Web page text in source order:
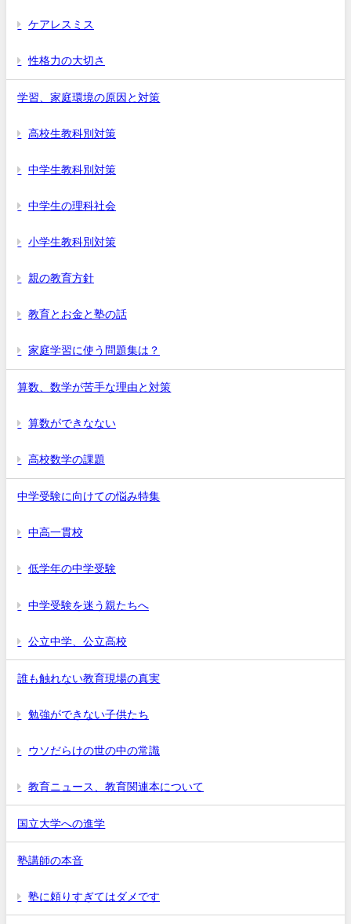
ケアレスミス
性格力の大切さ
学習、家庭環境の原因と対策
高校生教科別対策
中学生教科別対策
中学生の理科社会
小学生教科別対策
親の教育方針
教育とお金と塾の話
家庭学習に使う問題集は？
算数、数学が苦手な理由と対策
算数ができなない
高校数学の課題
中学受験に向けての悩み特集
中高一貫校
低学年の中学受験
中学受験を迷う親たちへ
公立中学、公立高校
誰も触れない教育現場の真実
勉強ができない子供たち
ウソだらけの世の中の常識
教育ニュース、教育関連本について
国立大学への進学
塾講師の本音
塾に頼りすぎてはダメです